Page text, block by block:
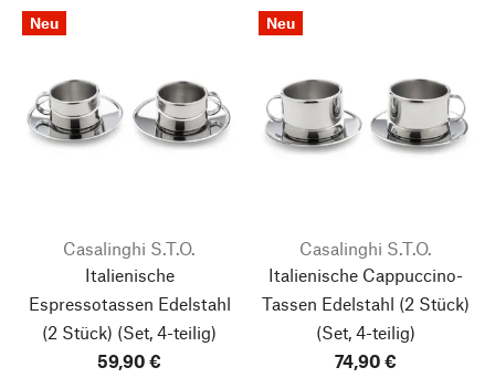
Neu
Casalinghi S.T.O.
Italienische
Espressotassen Edelstahl
(2 Stück) (Set, 4-teilig)
59,90 €
Neu
Casalinghi S.T.O.
Italienische Cappuccino-
Tassen Edelstahl (2 Stück)
(Set, 4-teilig)
74,90 €